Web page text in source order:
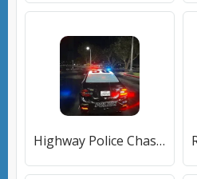
Highway Police Chase Simulator